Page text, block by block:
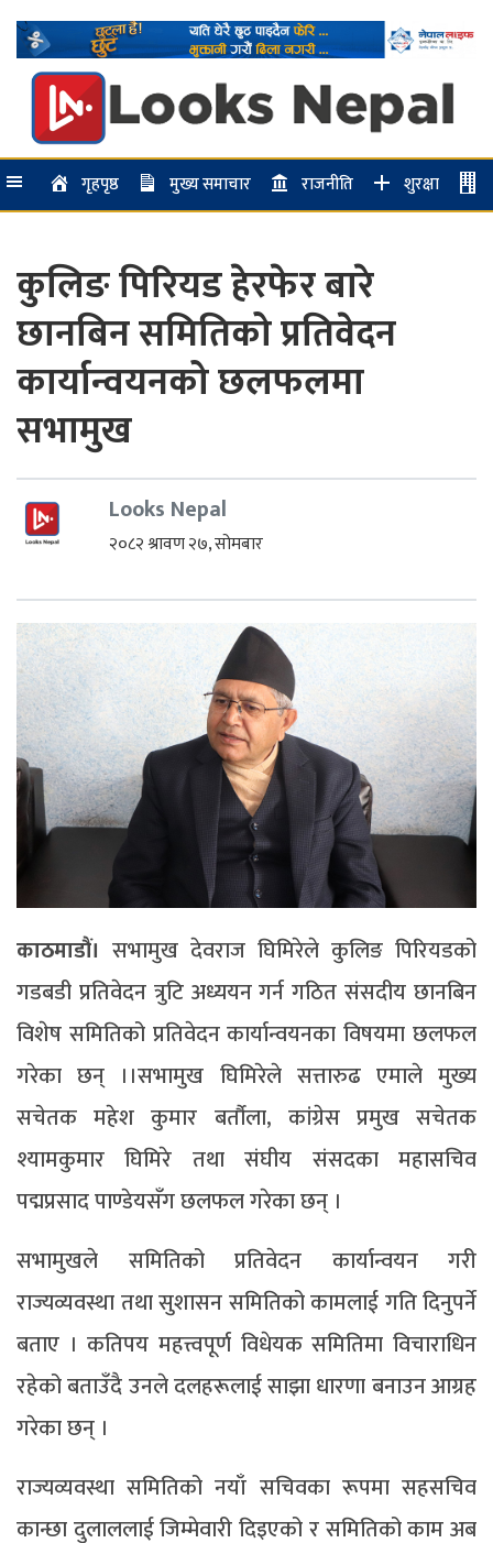
गृहपृष्ठ मुख्य समाचार राजनीति शुरक्षा
कुलिङ पिरियड हेरफेर बारे
छानबिन समितिको प्रतिवेदन
कार्यान्वयनको छलफलमा
सभामुख
Looks Nepal
२०८२ श्रावण २७, सोमबार
काठमाडौं। सभामुख देवराज घिमिरेले कुलिङ पिरियडको
गडबडी प्रतिवेदन त्रुटि अध्ययन गर्न गठित संसदीय छानबिन
विशेष समितिको प्रतिवेदन कार्यान्वयनका विषयमा छलफल
गरेका छन् ।।सभामुख घिमिरेले सत्तारुढ एमाले मुख्य
सचेतक महेश कुमार बर्तौला, कांग्रेस प्रमुख सचेतक
श्यामकुमार घिमिरे तथा संघीय संसदका महासचिव
पद्मप्रसाद पाण्डेयसँग छलफल गरेका छन् ।
सभामुखले समितिको प्रतिवेदन कार्यान्वयन गरी
राज्यव्यवस्था तथा सुशासन समितिको कामलाई गति दिनुपर्ने
बताए । कतिपय महत्त्वपूर्ण विधेयक समितिमा विचाराधिन
रहेको बताउँदै उनले दलहरूलाई साझा धारणा बनाउन आग्रह
गरेका छन् ।
राज्यव्यवस्था समितिको नयाँ सचिवका रूपमा सहसचिव
कान्छा दुलाललाई जिम्मेवारी दिइएको र समितिको काम अब